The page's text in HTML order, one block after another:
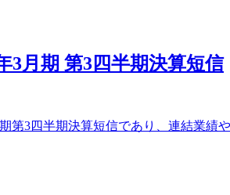
3月期 第3四半期決算短信
第3四半期決算短信であり、連結業